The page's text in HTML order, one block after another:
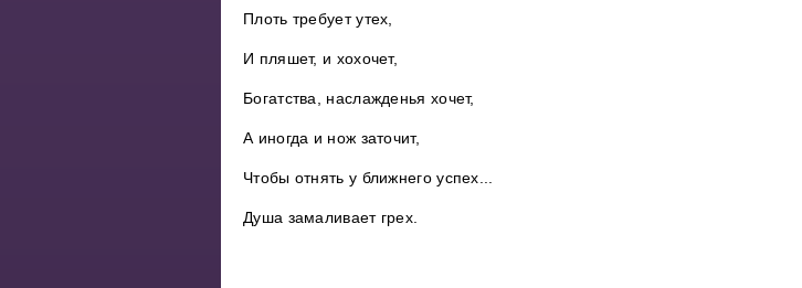
Плоть требует утех,
И пляшет, и хохочет,
Богатства, наслажденья хочет,
А иногда и нож заточит,
Чтобы отнять у ближнего успех...
Душа замаливает грех.